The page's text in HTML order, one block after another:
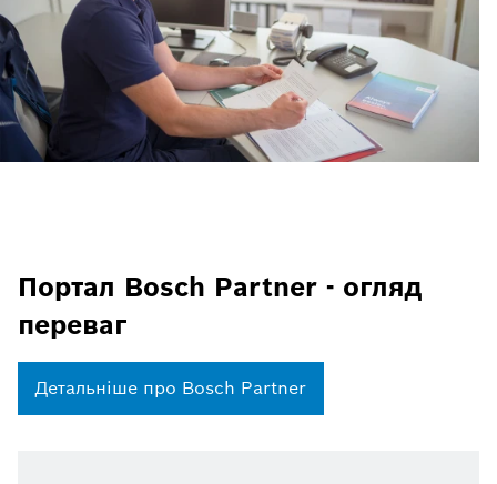
Портал Bosch Partner - огляд
переваг
Детальніше про Bosch Partner